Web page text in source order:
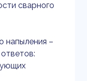
сварного
напыления –